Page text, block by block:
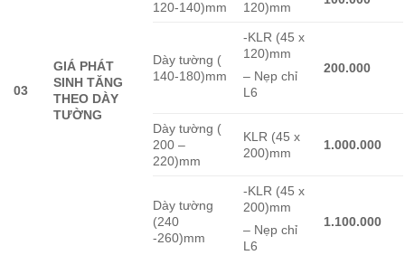
03
GIÁ PHÁT
SINH TĂNG
THEO DÀY
TƯỜNG
120-140)mm 120)mm
Dày tường (
140-180)mm
-KLR (45 x
120)mm
– Nẹp chỉ
L6
200.000
Dày tường (
200 –
220)mm
KLR (45 x
200)mm
1.000.000
Dày tường
(240
-260)mm
-KLR (45 x
200)mm
– Nẹp chỉ
L6
1.100.000